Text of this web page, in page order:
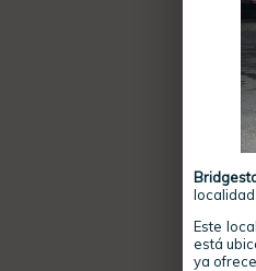
localidad
Este
está
ya